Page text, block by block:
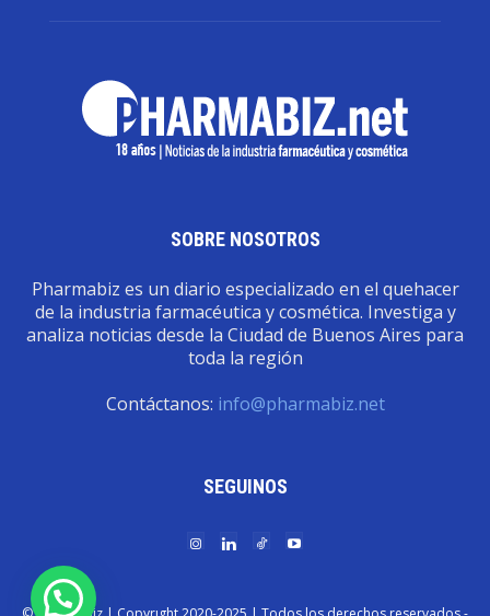
SOBRE NOSOTROS
Pharmabiz es un diario especializado en el quehacer
de la industria farmacéutica y cosmética. Investiga y
analiza noticias desde la Ciudad de Buenos Aires para
toda la región
Contáctanos: info@pharmabiz.net
SEGUINOS